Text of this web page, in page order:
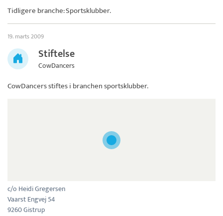
Tidligere branche: Sportsklubber.
19. marts 2009
Stiftelse
CowDancers
CowDancersstiftes i branchen sportsklubber.
c/o Heidi Gregersen
Vaarst Engvej 54
9260 Gistrup